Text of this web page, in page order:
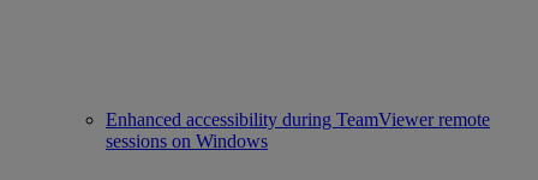
Enhanced accessibility during TeamViewer remote
sessions on Windows